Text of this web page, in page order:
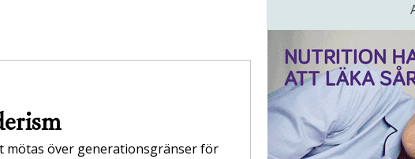
mötas över generationsgränser för